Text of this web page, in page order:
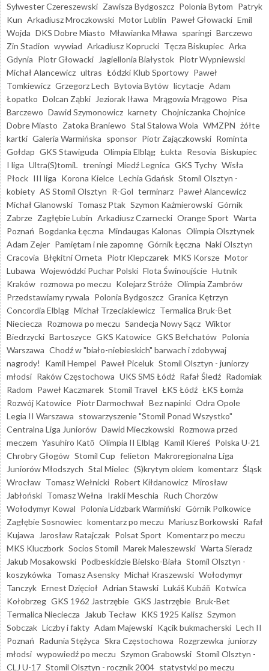
Sylwester Czereszewski Zawisza Bydgoszcz Polonia Bytom Patryk
Kun Arkadiusz Mroczkowski Motor Lublin Paweł Głowacki Emil
Wojda DKS Dobre Miasto Mławianka Mława sparingi Barczewo
Zin Stadion wywiad Arkadiusz Koprucki Tęcza Biskupiec Arka
Gdynia Piotr Głowacki Jagiellonia Białystok Piotr Wypniewski
Michał Alancewicz ultras Łódzki Klub Sportowy Paweł
Tomkiewicz Grzegorz Lech Bytovia Bytów licytacje Adam
Łopatko Dolcan Ząbki Jeziorak Iława Mrągowia Mrągowo Pisa
Barczewo Dawid Szymonowicz karnety Chojniczanka Chojnice
Dobre Miasto Zatoka Braniewo Stal Stalowa Wola WMZPN żółte
kartki Galeria Warmińska sponsor Piotr Zajączkowski Rominta
Gołdap GKS Stawiguda Olimpia Elbląg Łukta Resovia Biskupiec
I liga Ultra(S)tomiL treningi Miedź Legnica GKS Tychy Wisła
Płock III liga Korona Kielce Lechia Gdańsk Stomil Olsztyn -
kobiety AS Stomil Olsztyn R-Gol terminarz Paweł Alancewicz
Michał Glanowski Tomasz Ptak Szymon Kaźmierowski Górnik
Zabrze Zagłębie Lubin Arkadiusz Czarnecki Orange Sport Warta
Poznań Bogdanka Łęczna Mindaugas Kalonas Olimpia Olsztynek
Adam Zejer Pamiętam i nie zapomnę Górnik Łęczna Naki Olsztyn
Cracovia Błękitni Orneta Piotr Klepczarek MKS Korsze Motor
Lubawa Wojewódzki Puchar Polski Flota Świnoujście Hutnik
Kraków rozmowa po meczu Kolejarz Stróże Olimpia Zambrów
Przedstawiamy rywala Polonia Bydgoszcz Granica Kętrzyn
Concordia Elbląg Michał Trzeciakiewicz Termalica Bruk-Bet
Nieciecza Rozmowa po meczu Sandecja Nowy Sącz Wiktor
Biedrzycki Bartoszyce GKS Katowice GKS Bełchatów Polonia
Warszawa Chodź w "biało-niebieskich" barwach i zdobywaj
nagrody!
Kamil Hempel Paweł Piceluk Stomil Olsztyn - juniorzy
młodsi Raków Częstochowa UKS SMS Łódź Rafał Śledź Radomiak
Radom Paweł Kaczmarek Stomil Travel ŁKS Łódź ŁKS Łomża
Rozwój Katowice Piotr Darmochwał Bez napinki Odra Opole
Legia II Warszawa stowarzyszenie "Stomil Ponad Wszystko"
Centralna Liga Juniorów Dawid Mieczkowski Rozmowa przed
meczem Yasuhiro Katō Olimpia II Elbląg Kamil Kiereś Polska U-21
Chrobry Głogów Stomil Cup felieton Makroregionalna Liga
Juniorów Młodszych Stal Mielec (S)krytym okiem komentarz Śląsk
Wrocław Tomasz Wełnicki Robert Kiłdanowicz Mirosław
Jabłoński Tomasz Wełna Irakli Meschia Ruch Chorzów
Wołodymyr Kowal Polonia Lidzbark Warmiński Górnik Polkowice
Zagłębie Sosnowiec komentarz po meczu Mariusz Borkowski Rafał
Kujawa
Jarosław Ratajczak Polsat Sport Komentarz po meczu
MKS Kluczbork Socios Stomil Marek Maleszewski Warta Sieradz
Jakub Mosakowski Podbeskidzie Bielsko-Biała Stomil Olsztyn -
koszykówka Tomasz Asensky Michał Kraszewski Wołodymyr
Tanczyk Ernest Dzięcioł Adrian Stawski Lukáš Kubáň Kotwica
Kołobrzeg GKS 1962 Jastrzębie GKS Jastrzębie Bruk-Bet
Termalica Nieciecza
Jakub Tecław KKS 1925 Kalisz Szymon
Sobczak Liczby i fakty Adam Majewski Kącik bukmacherski Lech II
Poznań Radunia Stężyca Skra Częstochowa Rozgrzewka juniorzy
młodsi wypowiedź po meczu Szymon Grabowski Stomil Olsztyn -
CLJ U-17 Stomil Olsztyn - rocznik 2004 statystyki po meczu